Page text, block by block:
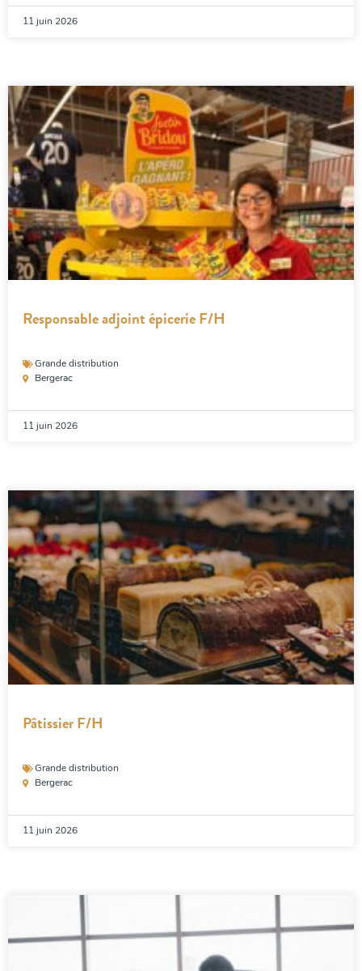
11 juin 2026
Responsable adjoint épicerie F/H
Grande distribution
Bergerac
11 juin 2026
Pâtissier F/H
Grande distribution
Bergerac
11 juin 2026